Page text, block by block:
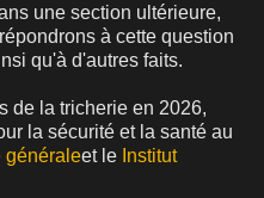
une section ultérieure,
à cette question
qu'à d'autres faits.
de la tricherie en 2026,
la sécurité et la santé au
généraleet le Institut